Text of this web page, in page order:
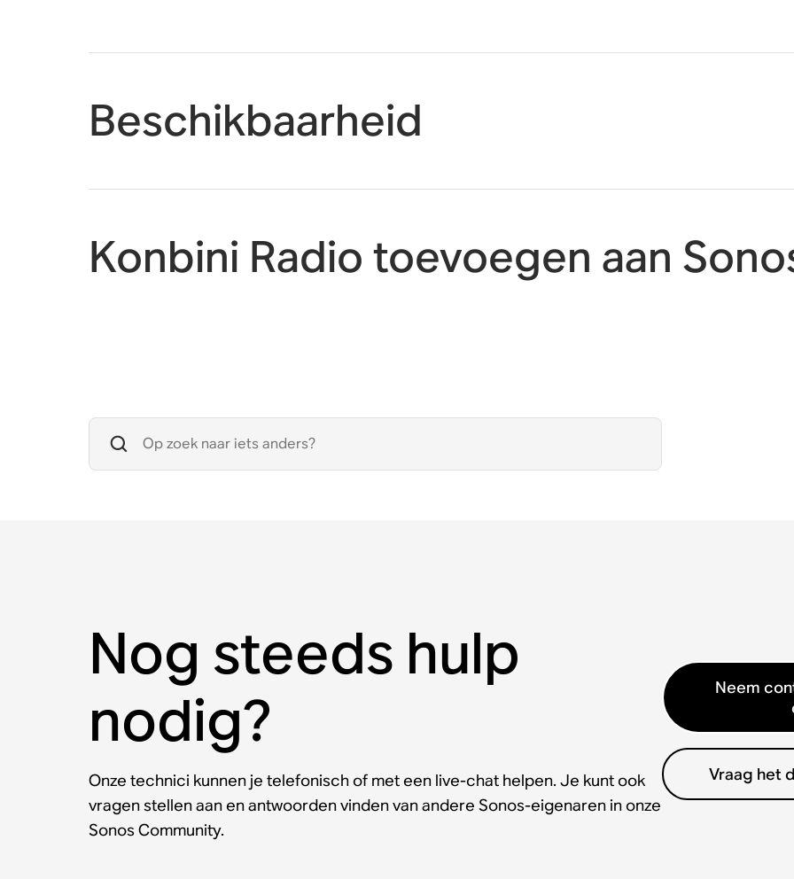
Beschikbaarheid
Konbini Radio toevoegen aan
Nog steeds hulp
nodig?
Onze technici kunnen je telefonisch of met een live-chat helpen. Je kunt ook
vragen stellen aan en antwoorden vinden van andere Sonos-eigenaren in onze
Sonos Community.
Neem
Vraag het